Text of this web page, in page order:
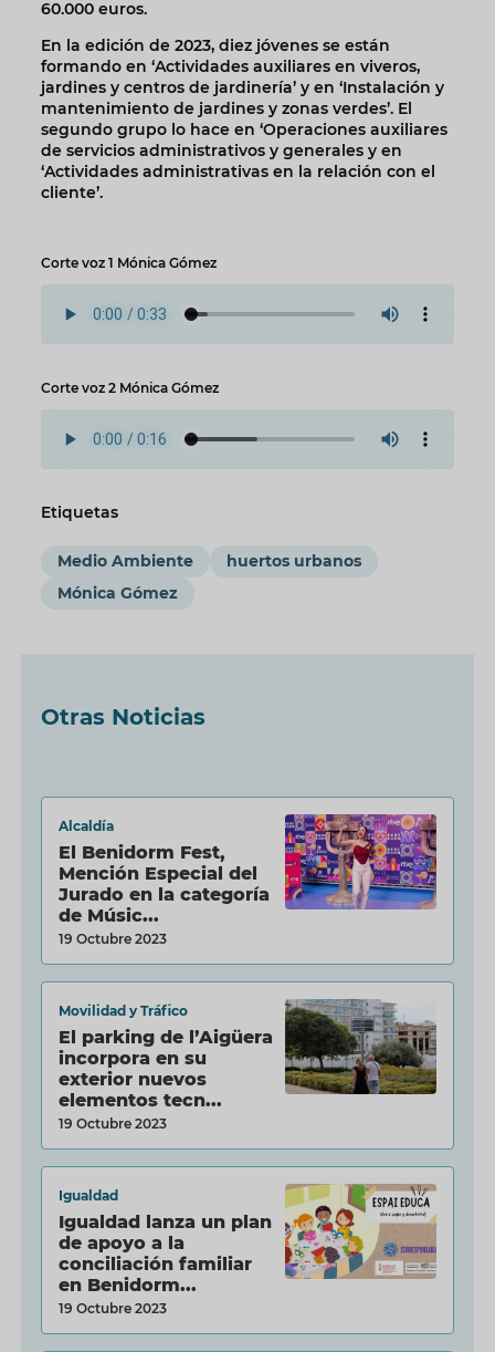
60.000 euros.
En la edición de 2023, diez jóvenes se están
formando en ‘Actividades auxiliares en viveros,
jardines y centros de jardinería’ y en ‘Instalación y
mantenimiento de jardines y zonas verdes’. El
segundo grupo lo hace en ‘Operaciones auxiliares
de servicios administrativos y generales y en
‘Actividades administrativas en la relación con el
cliente’.
Corte voz 1 Mónica Gómez
Corte voz 2 Mónica Gómez
Etiquetas
Medio Ambiente
huertos urbanos
Mónica Gómez
Otras Noticias
Alcaldía
El Benidorm Fest,
Mención Especial del
Jurado en la categoría
de Músic...
19 Octubre 2023
Movilidad y Tráfico
El parking de l’Aigüera
incorpora en su
exterior nuevos
elementos tecn...
19 Octubre 2023
Igualdad
Igualdad lanza un plan
de apoyo a la
conciliación familiar
en Benidorm...
19 Octubre 2023